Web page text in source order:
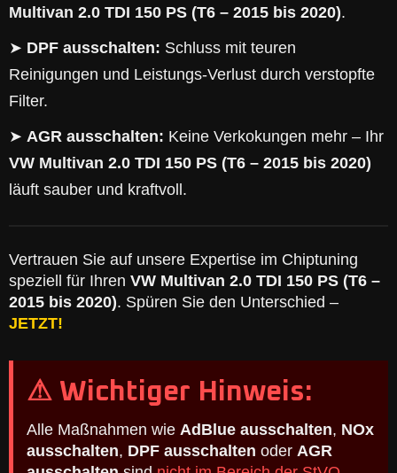
Multivan 2.0 TDI 150 PS (T6 – 2015 bis 2020).
➤ DPF ausschalten: Schluss mit teuren
Reinigungen und Leistungs-Verlust durch verstopfte
Filter.
➤ AGR ausschalten: Keine Verkokungen mehr – Ihr
VW Multivan 2.0 TDI 150 PS (T6 – 2015 bis 2020)
läuft sauber und kraftvoll.
Vertrauen Sie auf unsere Expertise im Chiptuning
speziell für Ihren VW Multivan 2.0 TDI 150 PS (T6 –
2015 bis 2020). Spüren Sie den Unterschied –
JETZT!
⚠ Wichtiger Hinweis:
Alle Maßnahmen wie AdBlue ausschalten, NOx
ausschalten, DPF ausschalten oder AGR